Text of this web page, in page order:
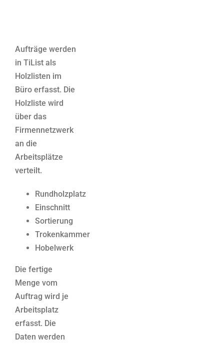
Aufträge werden
in TiList als
Holzlisten im
Büro erfasst. Die
Holzliste wird
über das
Firmennetzwerk
an die
Arbeitsplätze
verteilt.
Rundholzplatz
Einschnitt
Sortierung
Trokenkammer
Hobelwerk
Die fertige
Menge vom
Auftrag wird je
Arbeitsplatz
erfasst. Die
Daten werden